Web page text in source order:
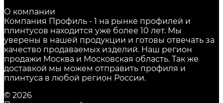
О компании
Компания Профиль - 1 на рынке профилей и
плинтусов находится уже более 10 лет. Мы
уверены в нашей продукции и готовы отвечать за
качество продаваемых изделий. Наш регион
продажи Москва и Московская область. Так же
доставкой мы можем отправить профиля и
плинтуса в любой регион России.
© 2026